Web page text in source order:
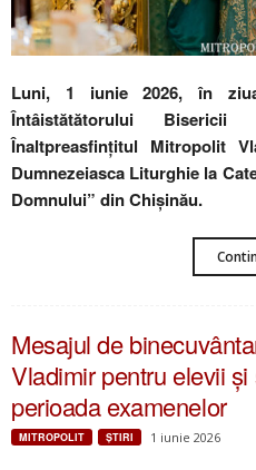
Luni, 1 iunie 2026, în
Întâistătătorului
Înaltpreasfințitul Mitropolit
Dumnezeiasca Liturghie la
Domnului” din Chișinău.
Mesajul de
Vladimir pentru elevii
perioada examenelor
MITROPOLIT ŞTIRI 1 iunie 2026